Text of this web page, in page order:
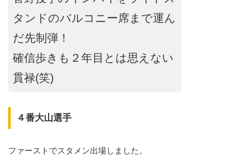
タンドのバルコニー席まで運ん
だ先制弾！
確信歩きも２年目とは思えない
貫禄(笑)
４番大山選手
ファーストでスタメン出場しました。